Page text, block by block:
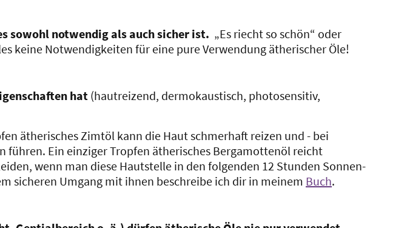
sowohl notwendig als auch sicher ist. „Es riecht so schön“ oder
keine Notwendigkeiten für eine pure Verwendung ätherischer Öle!
hat (hautreizend, dermokaustisch, photosensitiv,
ätherisches Zimtöl kann die Haut schmerhaft reizen und - bei
führen. Ein einziger Tropfen ätherisches Bergamottenöl reicht
wenn man diese Hautstelle in den folgenden 12 Stunden Sonnen-
sicheren Umgang mit ihnen beschreibe ich dir in meinem Buch.